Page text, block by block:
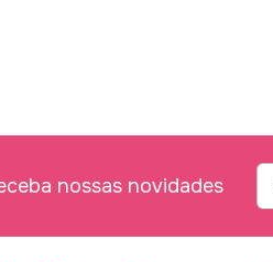
nossas novidades